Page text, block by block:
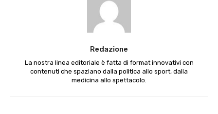
Redazione
La nostra linea editoriale è fatta di format innovativi con
contenuti che spaziano dalla politica allo sport, dalla
medicina allo spettacolo.